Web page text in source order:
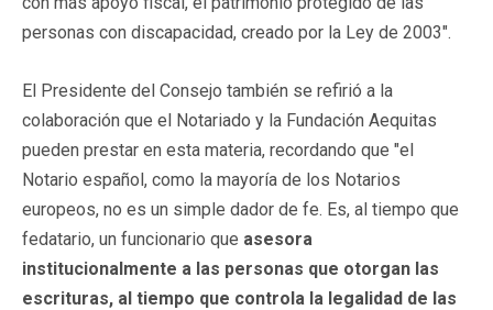
personas con discapacidad, creado por la Ley de 2003".
El Presidente del Consejo también se refirió a la
colaboración que el Notariado y la Fundación Aequitas
pueden prestar en esta materia, recordando que "el
Notario español, como la mayoría de los Notarios
europeos, no es un simple dador de fe. Es, al tiempo que
fedatario, un funcionario que asesora
institucionalmente a las personas que otorgan las
escrituras, al tiempo que controla la legalidad de las